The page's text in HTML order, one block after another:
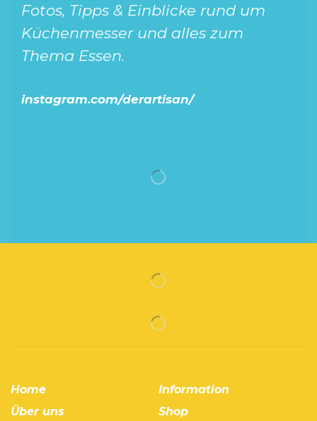
Fotos, Tipps & Einblicke rund um
Küchenmesser und alles zum
Thema Essen.
instagram.com/derartisan/
Home
Über uns
Information
Shop